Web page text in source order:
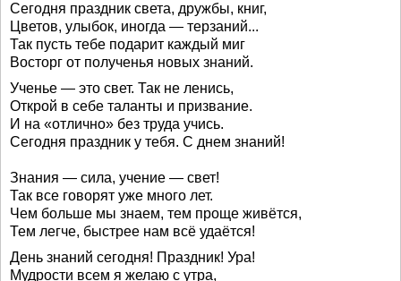
Сегодня праздник света, дружбы, книг,
Цветов, улыбок, иногда — терзаний...
Так пусть тебе подарит каждый миг
Восторг от полученья новых знаний.
Ученье — это свет. Так не ленись,
Открой в себе таланты и призвание.
И на «отлично» без труда учись.
Сегодня праздник у тебя. С днем знаний!
Знания — сила, учение — свет!
Так все говорят уже много лет.
Чем больше мы знаем, тем проще живётся,
Тем легче, быстрее нам всё удаётся!
День знаний сегодня! Праздник! Ура!
Мудрости всем я желаю с утра,